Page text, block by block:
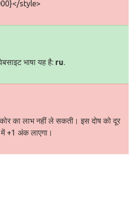
style>
भाषा यह है: ru.
का लाभ नहीं ले सकती। इस दोष को दूर
+1 अंक लाएगा।